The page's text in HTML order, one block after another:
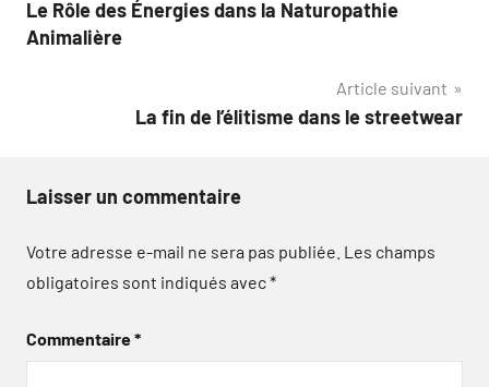
de
Le Rôle des Énergies dans la Naturopathie
Animalière
Article suivant
La fin de l’élitisme dans le streetwear
Laisser un commentaire
Votre adresse e-mail ne sera pas publiée. Les champs
obligatoires sont indiqués avec*
Commentaire*